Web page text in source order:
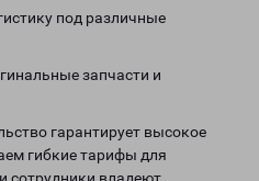
под различные
запчасти и
гарантирует высокое
гибкие тарифы для